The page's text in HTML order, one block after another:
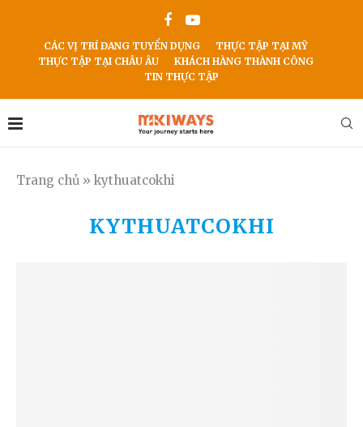
CÁC VỊ TRÍ ĐANG TUYỂN DỤNG
THỰC TẬP TẠI MỸ
THỰC TẬP TẠI CHÂU ÂU
KHÁCH HÀNG THÀNH CÔNG
TIN THỰC TẬP
Trang chủ » kythuatcokhi
KYTHUATCOKHI